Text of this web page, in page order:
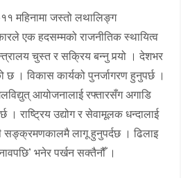
महिनामा जस्तो लथालिङ्ग
एक हदसम्मको राजनीतिक स्थायित्व
चुस्त र सक्रिय बन्नु पर्‍यो । देशभर
। विकास कार्यको पुनर्जागरण हुनुपर्छ ।
आयोजनालाई रफ्तारसँग अगाडि
। राष्ट्रिय उद्योग र सेवामूलक धन्दालाई
सङ्क्रमणकालमै लागू हुनुपर्दछ । ढिलाइ
भनेर पर्खन सक्तैनौँ ।